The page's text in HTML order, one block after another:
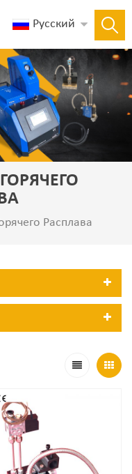
Русский
Расплава